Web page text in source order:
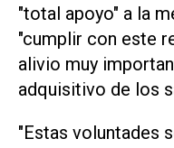
"total apoyo" a la
"cumplir con este
alivio muy
adquisitivo de los
"Estas voluntades